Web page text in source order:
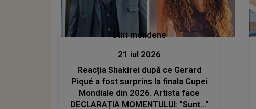
Stiri mondene
21 iul 2026
Reacția Shakirei după ce Gerard
Piqué a fost surprins la finala Cupei
Mondiale din 2026. Artista face
DECLARAȚIA MOMENTULUI: "Sunt..."